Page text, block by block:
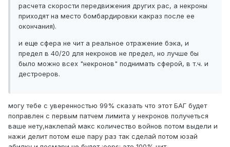
расчета скорости передвижения других рас, а некроны
приходят на место бомбардировки какраз после ее
окончания).
и еще сфера не чит а реальное отражение бэка, и
предел в 40/20 для некронов не предел, но лучше бы
было можно всех "некронов" поднимать сферой, в т.ч. и
дестроеров.
могу тебе с уверенностью 99% сказать что этот БАГ будет
поправлен с первым патчем лимита у некронов получеться
ваше нету,наклепай макс количество войнов потом выдели и
нажи делит потом еше пару раз так сделай потом юзай